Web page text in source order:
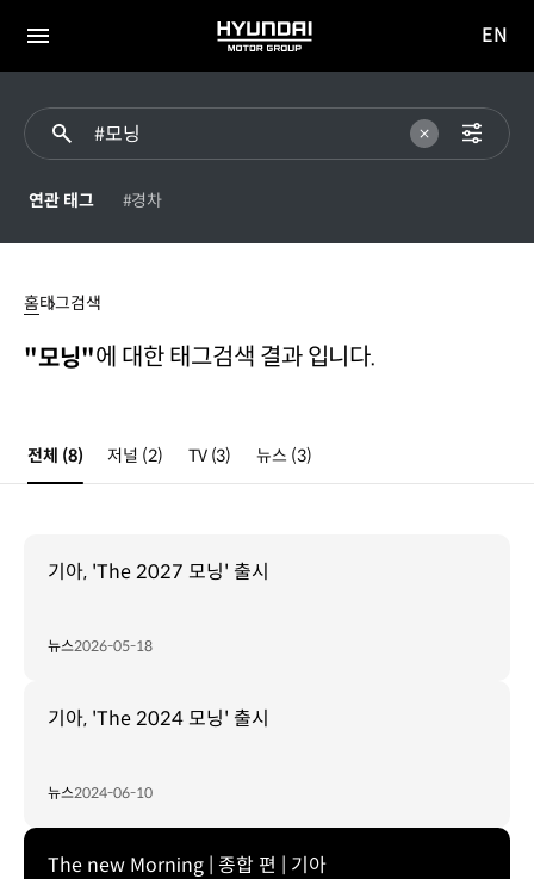
전체
HYUNDAI
MOTOR
이동
EN
연관 태그 #경차
홈태그검색
"모닝"에 대한 태그검색 결과 입니다.
전체 (8) 저널 (2) TV (3) 뉴스 (3)
기아, 'The 2027 모닝' 출시
뉴스2026-05-18
기아, 'The 2024 모닝' 출시
뉴스2024-06-10
The new Morning | 종합 편 | 기아